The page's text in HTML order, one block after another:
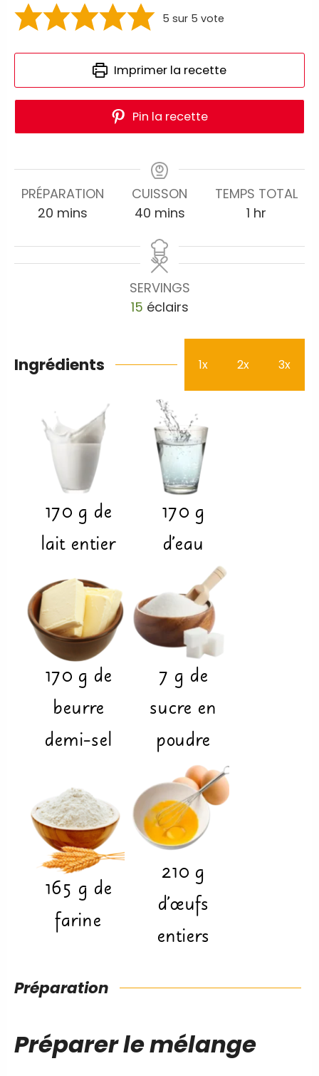
5 sur 5 vote
Imprimer la recette
Pin la recette
PRÉPARATION
20 mins
CUISSON
40 mins
TEMPS TOTAL
1 hr
SERVINGS
15 éclairs
Ingrédients 1x 2x 3x
170 g de
lait entier
170 g
d'eau
170 g de
beurre
demi-sel
7 g de
sucre en
poudre
165 g de
farine
210 g
d'œufs
entiers
Préparation
Préparer le mélange